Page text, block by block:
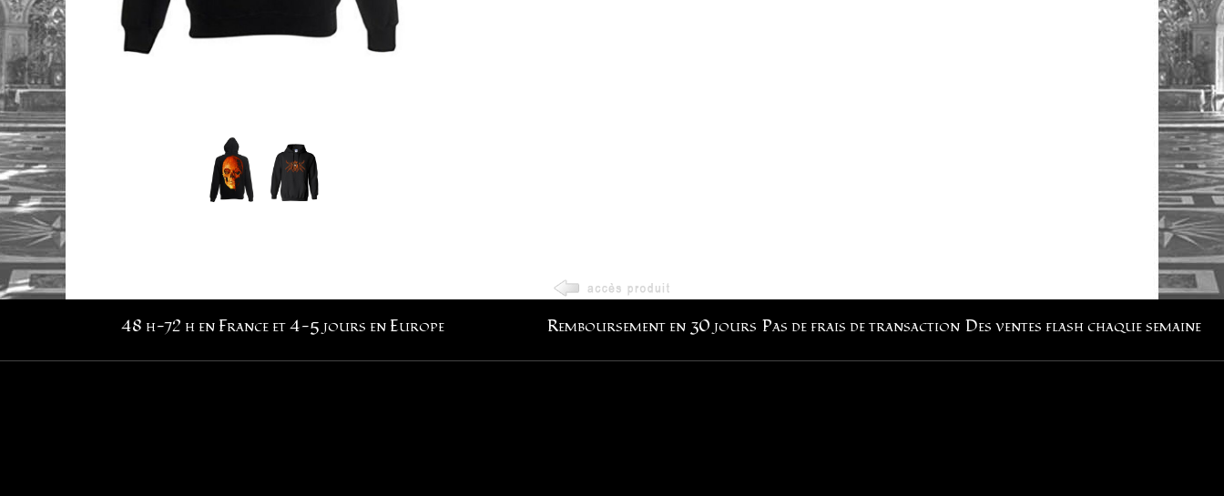
48 h-72 h en France et 4-5 jours en Europe Remboursement en 30 jours Pas de frais de transaction Des ventes flash chaque semaine